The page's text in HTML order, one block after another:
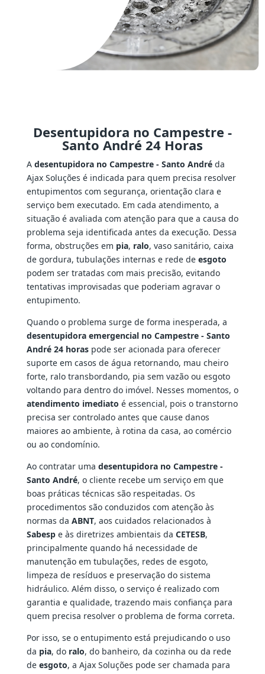
Desentupidora no Campestre -
Santo André 24 Horas
A desentupidora no Campestre - Santo Andréda
Ajax Soluções é indicada para quem precisa resolver
entupimentos com segurança, orientação clara e
serviço bem executado. Em cada atendimento, a
situação é avaliada com atenção para que a causa do
problema seja identificada antes da execução. Dessa
forma, obstruções em pia, ralo, vaso sanitário, caixa
de gordura, tubulações internas e rede de esgoto
podem ser tratadas com mais precisão, evitando
tentativas improvisadas que poderiam agravar o
entupimento.
Quando o problema surge de forma inesperada, a
desentupidora emergencial no Campestre - Santo
André 24 horaspode ser acionada para oferecer
suporte em casos de água retornando, mau cheiro
forte, ralo transbordando, pia sem vazão ou esgoto
voltando para dentro do imóvel. Nesses momentos, o
atendimento imediato é essencial, pois o transtorno
precisa ser controlado antes que cause danos
maiores ao ambiente, à rotina da casa, ao comércio
ou ao condomínio.
Ao contratar uma desentupidora no Campestre -
Santo André, o cliente recebe um serviço em que
boas práticas técnicas são respeitadas. Os
procedimentos são conduzidos com atenção às
normas da ABNT, aos cuidados relacionados à
Sabespe às diretrizes ambientais da CETESB,
principalmente quando há necessidade de
manutenção em tubulações, redes de esgoto,
limpeza de resíduos e preservação do sistema
hidráulico. Além disso, o serviço é realizado com
garantia e qualidade, trazendo mais confiança para
quem precisa resolver o problema de forma correta.
Por isso, se o entupimento está prejudicando o uso
da pia, do ralo, do banheiro, da cozinha ou da rede
de esgoto, a Ajax Soluções pode ser chamada para